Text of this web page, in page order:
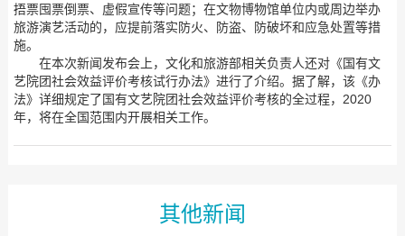
捂票囤票倒票、虚假宣传等问题；在文物博物馆单位内或周边举办
旅游演艺活动的，应提前落实防火、防盗、防破坏和应急处置等措
施。
在本次新闻发布会上，文化和旅游部相关负责人还对《国有文
艺院团社会效益评价考核试行办法》进行了介绍。据了解，该《办
法》详细规定了国有文艺院团社会效益评价考核的全过程，2020
年，将在全国范围内开展相关工作。
其他新闻